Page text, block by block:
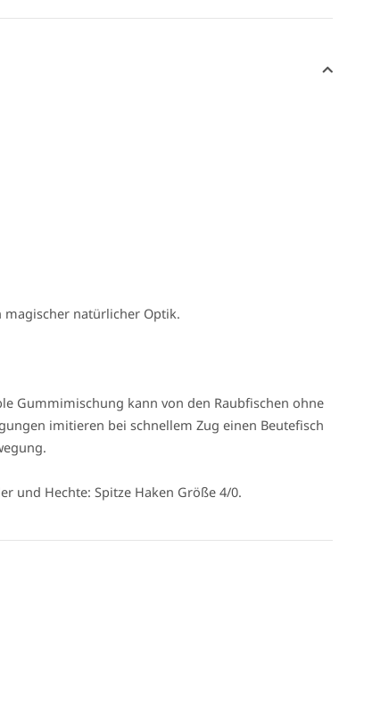
magischer natürlicher Optik.
Gummimischung kann von den Raubfischen ohne
imitieren bei schnellem Zug einen Beutefisch
und Hechte: Spitze Haken Größe 4/0.